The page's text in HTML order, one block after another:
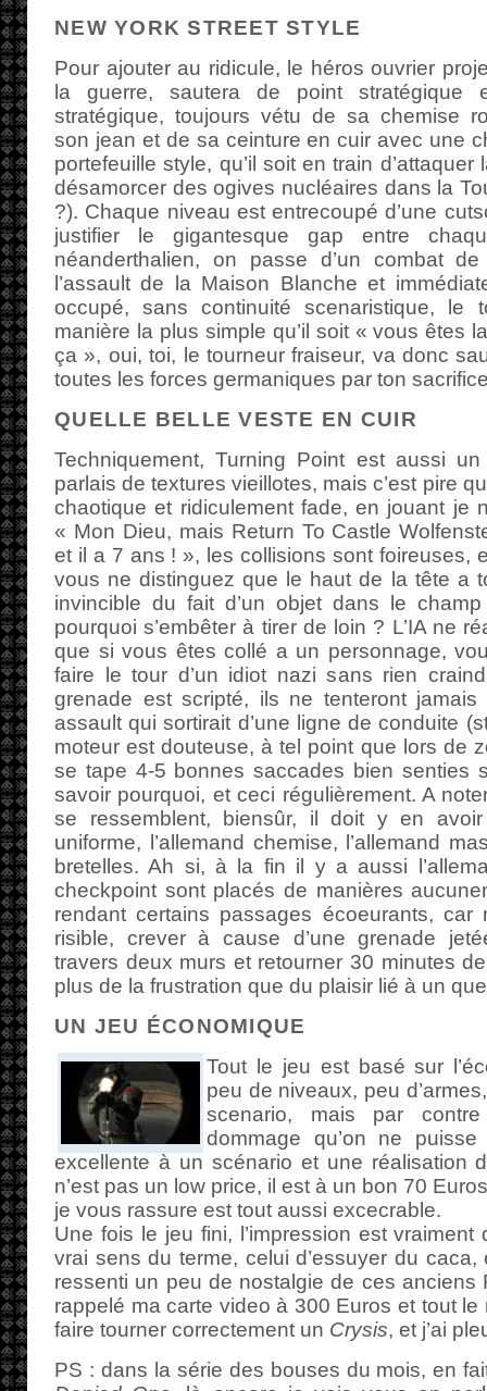
NEW YORK STREET STYLE
Pour ajouter au ridicule, le héros ouvrier
la guerre, sautera de point stratégique
stratégique, toujours vétu de sa chemise
son jean et de sa ceinture en cuir avec une
portefeuille style, qu’il soit en train
désamorcer des ogives nucléaires dans la
?). Chaque niveau est entrecoupé d’une
justifier le gigantesque gap entre
néanderthalien, on passe d’un combat
l’assault de la Maison Blanche et
occupé, sans continuité scenaristique, le
manière la plus simple qu’il soit « vous êtes
ça », oui, toi, le tourneur fraiseur, va donc
toutes les forces germaniques par ton
QUELLE BELLE VESTE EN CUIR
Techniquement, Turning Point est aussi
parlais de textures vieillotes, mais c’est pire
chaotique et ridiculement fade, en jouant je
« Mon Dieu, mais Return To Castle
et il a 7 ans ! », les collisions sont foireuses,
vous ne distinguez que le haut de la tête a
invincible du fait d’un objet dans le
pourquoi s’embêter à tirer de loin ? L’IA ne
que si vous êtes collé a un personnage,
faire le tour d’un idiot nazi sans rien
grenade est scripté, ils ne tenteront
assault qui sortirait d’une ligne de conduite
moteur est douteuse, à tel point que lors de
se tape 4-5 bonnes saccades bien senties
savoir pourquoi, et ceci régulièrement. A
se ressemblent, biensûr, il doit y en avoir
uniforme, l’allemand chemise, l’allemand
bretelles. Ah si, à la fin il y a aussi
checkpoint sont placés de manières
rendant certains passages écoeurants,
risible, crever à cause d’une grenade
travers deux murs et retourner 30 minutes
plus de la frustration que du plaisir lié à un
UN JEU ÉCONOMIQUE
Tout le jeu est basé sur
peu de niveaux, peu
scenario, mais par
dommage qu’on ne
excellente à un scénario et une réalisation
n’est pas un low price, il est à un bon 70
je vous rassure est tout aussi excecrable.
Une fois le jeu fini, l’impression est vraiment
vrai sens du terme, celui d’essuyer du caca,
ressenti un peu de nostalgie de ces anciens
rappelé ma carte video à 300 Euros et tout
faire tourner correctement un Crysis, et j’ai
PS : dans la série des bouses du mois, en